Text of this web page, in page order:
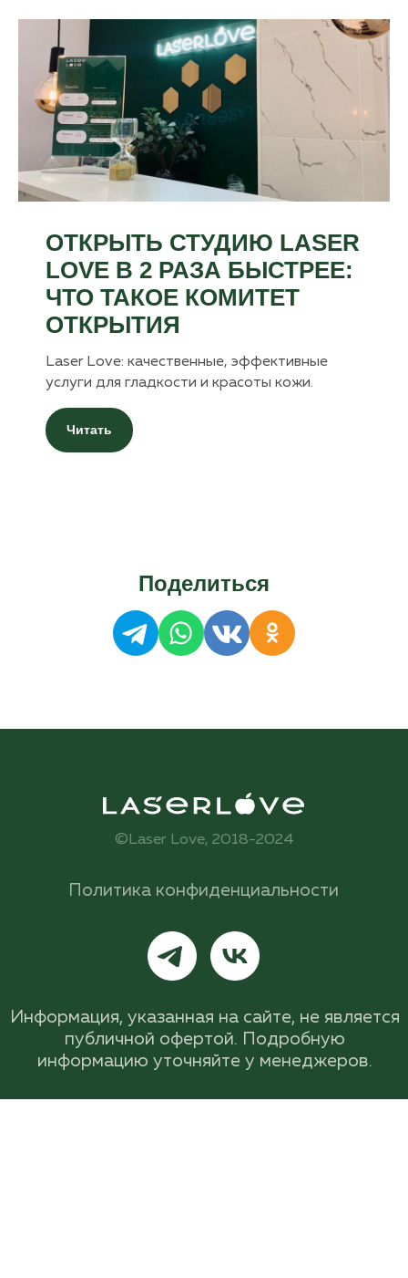
ОТКРЫТЬ СТУДИЮ LASER
LOVE В 2 РАЗА БЫСТРЕЕ:
ЧТО ТАКОЕ КОМИТЕТ
ОТКРЫТИЯ
Laser Love: качественные, эффективные
услуги для гладкости и красоты кожи.
Читать
Поделиться